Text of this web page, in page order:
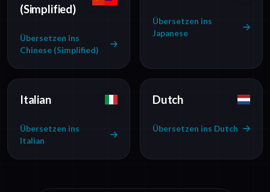
(Simplified)
Übersetzen ins
Chinese (Simplified)
Übersetzen ins
Japanese
Italian
Übersetzen ins
Italian
Dutch
Übersetzen ins Dutch